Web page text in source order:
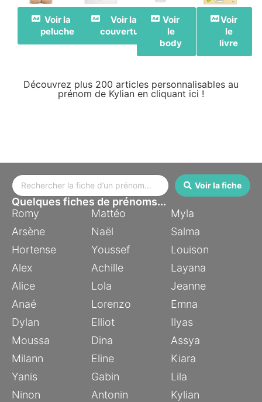
Voir la
peluche
Voir la
couverture
Voir
le
body
Voir
le
livre
Découvrez plus 200 articles personnalisables au
prénom de Kylian en cliquant ici !
Voir la fiche
Quelques fiches de prénoms...
Romy
Mattéo
Myla
Arsène
Naël
Salma
Hortense
Youssef
Louison
Alex
Achille
Layana
Alice
Lola
Jeanne
Anaé
Lorenzo
Emna
Dylan
Elliot
Ilyas
Moussa
Dina
Assya
Milann
Eline
Kiara
Yanis
Gabin
Lila
Ninon
Antonin
Kylian